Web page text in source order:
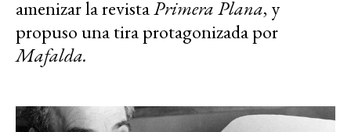
amenizar la revistaPrimera Plana, y
propuso una tira protagonizada por
Mafalda.